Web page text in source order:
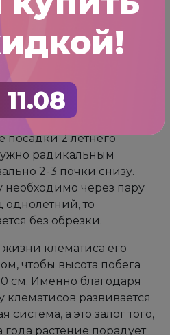
11.08
Нередко садоводы
удобрения
какие как Покон или
обрезать побеги
посадки 2 летнего
радикальным
2-3 почки снизу.
необходимо через пару
однолетний, то
без обрезки.
клематиса его
чтобы высота побега
см. Именно благодаря
клематисов развивается
а это залог того,
года растение порадует